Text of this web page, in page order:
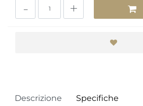
Descrizione Specifiche